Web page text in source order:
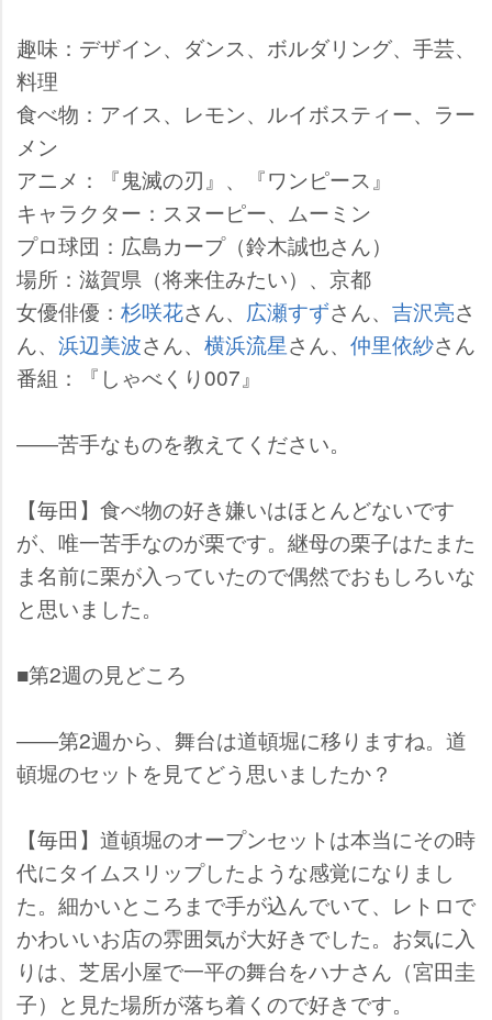
趣味：デザイン、ダンス、ボルダリング、手芸、
料理
食べ物：アイス、レモン、ルイボスティー、ラー
メン
アニメ：『鬼滅の刃』、『ワンピース』
キャラクター：スヌーピー、ムーミン
プロ球団：広島カープ（鈴木誠也さん）
場所：滋賀県（将来住みたい）、京都
女優俳優： 杉咲花さん、 広瀬すずさん、 吉沢亮さ
ん、 浜辺美波さん、 横浜流星さん、 仲里依紗さん
番組：『しゃべくり007』
――苦手なものを教えてください。
【毎田】食べ物の好き嫌いはほとんどないです
が、唯一苦手なのが栗です。継母の栗子はたまた
ま名前に栗が入っていたので偶然でおもしろいな
と思いました。
■第2週の見どころ
――第2週から、舞台は道頓堀に移りますね。道
頓堀のセットを見てどう思いましたか？
【毎田】道頓堀のオープンセットは本当にその時
代にタイムスリップしたような感覚になりまし
た。細かいところまで手が込んでいて、レトロで
かわいいお店の雰囲気が大好きでした。お気に入
りは、芝居小屋で一平の舞台をハナさん（宮田圭
子）と見た場所が落ち着くので好きです。